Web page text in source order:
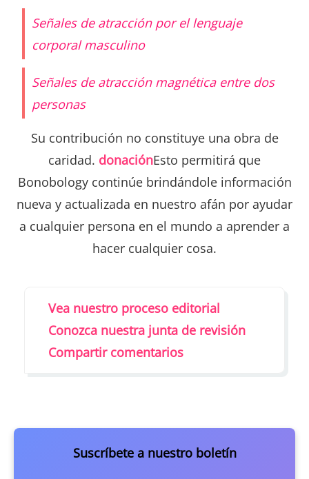
Señales de atracción por el lenguaje
corporal masculino
Señales de atracción magnética entre dos
personas
Su contribución no constituye una obra de
caridad. donaciónEsto permitirá que
Bonobology continúe brindándole información
nueva y actualizada en nuestro afán por ayudar
a cualquier persona en el mundo a aprender a
hacer cualquier cosa.
Vea nuestro proceso editorial
Conozca nuestra junta de revisión
Compartir comentarios
Suscríbete a nuestro boletín